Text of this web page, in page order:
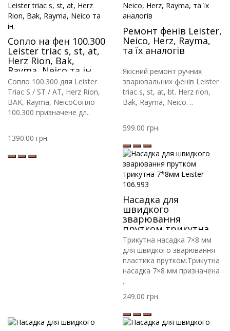
Сопло на фен 100.300
Leister triac s, st, at,
Herz Rion, Bak,
Rayma, Neico та ін.
Сопло 100.300 для Leister
Triac S / ST / AT, Herz Rion,
BAK, Rayma, NeicoСопло
100.300 призначене дл..
1390.00 грн.
Ремонт фенів Leister,
Neico, Herz, Rayma,
та їх аналогів
Якісний ремонт ручних
зварювальних фенів Leister
triac s, st, at, bt. Herz rion,
Bak, Rayma, Neico. ..
599.00 грн.
Насадка для
швидкого
зварювання
прутком трикутна
7*8мм Leister 106.993
Трикутна насадка 7×8 мм
для швидкого зварювання
пластика прутком.Трикутна
насадка 7×8 мм призначена
..
249.00 грн.